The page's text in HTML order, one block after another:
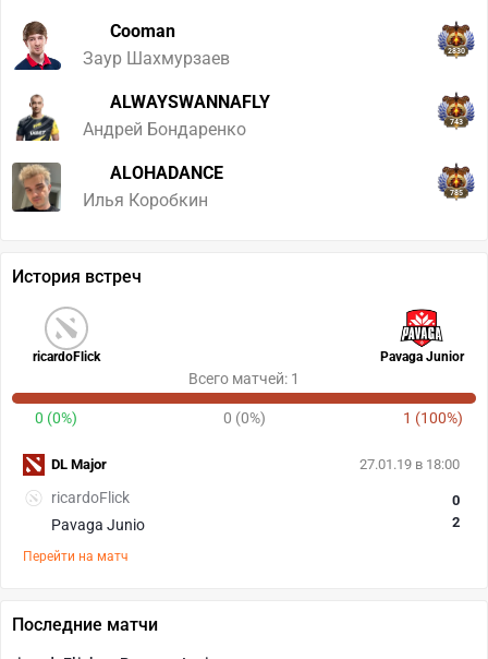
Cooman
Заур Шахмурзаев
2830
ALWAYSWANNAFLY
Андрей Бондаренко
743
ALOHADANCE
Илья Коробкин
785
История встреч
ricardoFlick Pavaga Junior
Всего матчей: 1
0 (0%) 0 (0%) 1 (100%)
27.01.19 в 18:00
ricardoFlick
Pavaga Junio
0
2
Перейти на матч
DL Major
Последние матчи